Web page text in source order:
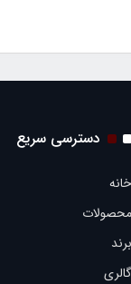
دسترسی سریع
خانه
محصولات
برند
گالری